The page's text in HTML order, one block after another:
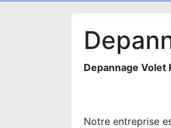
Depannage Volet
Notre entreprise